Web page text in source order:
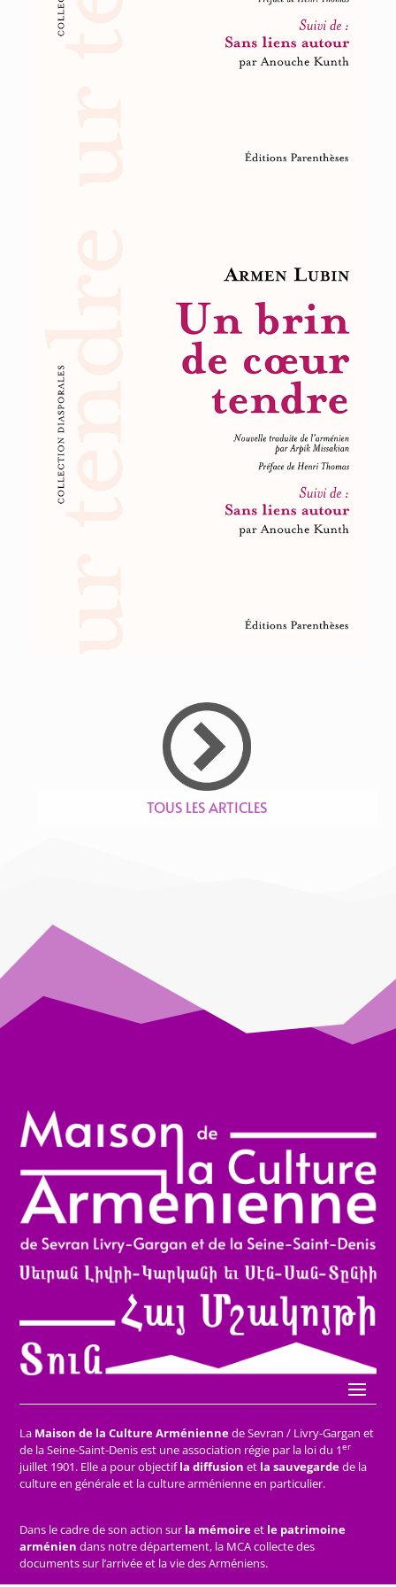
TOUS LES ARTICLES
La Maison de la Culture Arméniennede Sevran / Livry-Gargan et
de la Seine-Saint-Denis est une association régie par la loi du 1er
juillet 1901. Elle a pour objectifla diffusion et la sauvegardede la
culture en générale et la culture arménienne en particulier.
Dans le cadre de son action sur la mémoireet le patrimoine
arménien dans notre département, la MCA collecte des
documents sur l’arrivée et la vie des Arméniens.